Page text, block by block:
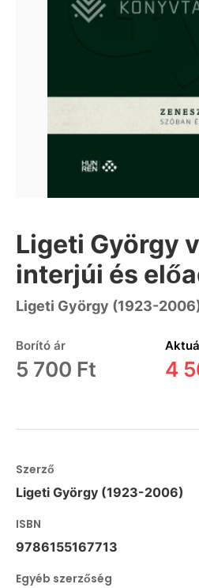
Ligeti György
interjúi és
Ligeti György (1923-
Borító ár
5 700 Ft 4
Szerző
Ligeti György (1923-2006)
ISBN
9786155167713
Egyéb szerzőség